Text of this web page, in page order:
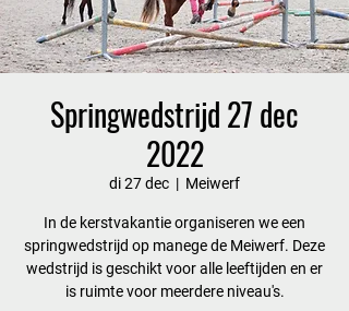
Springwedstrijd 27 dec
2022
di 27 dec
  |
Meiwerf
In de kerstvakantie organiseren we een
springwedstrijd op manege de Meiwerf. Deze
wedstrijd is geschikt voor alle leeftijden en er